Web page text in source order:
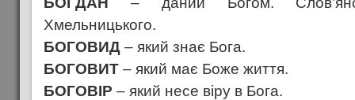
Хмельницького.
БОГОВИД – який знає Бога.
БОГОВИТ – який має Боже життя.
БОГОВІР – який несе віру в Бога.